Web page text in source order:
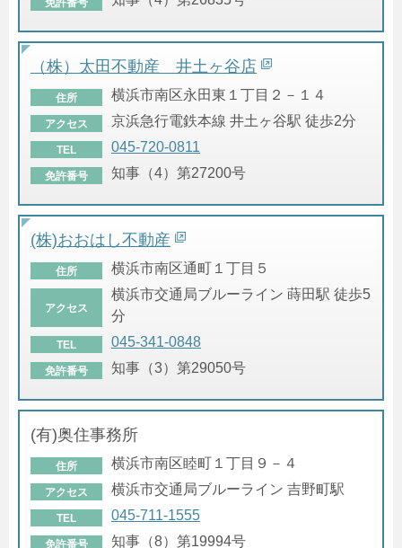
（株）太田不動産 井土ヶ谷店
住所 横浜市南区永田東１丁目２－１４
アクセス 京浜急行電鉄本線 井土ヶ谷駅 徒歩2分
TEL 045-720-0811
免許番号 知事（4）第27200号
(株)おおはし不動産
住所 横浜市南区通町１丁目５
アクセス
横浜市交通局ブルーライン 蒔田駅 徒歩5
分
TEL 045-341-0848
免許番号 知事（3）第29050号
(有)奥住事務所
住所 横浜市南区睦町１丁目９－４
アクセス 横浜市交通局ブルーライン 吉野町駅
TEL 045-711-1555
免許番号 知事（8）第19994号